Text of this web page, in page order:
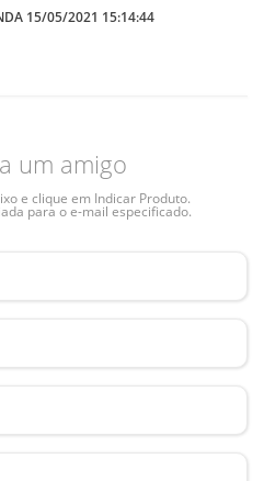
15/05/2021 15:14:44
um amigo
e clique em Indicar Produto.
para o e-mail especificado.